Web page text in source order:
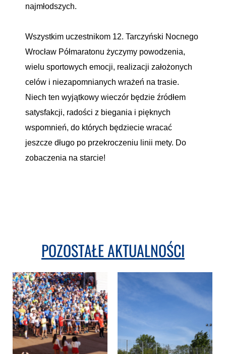
najmłodszych.
Wszystkim uczestnikom 12. Tarczyński Nocnego
Wrocław Półmaratonu życzymy powodzenia,
wielu sportowych emocji, realizacji założonych
celów i niezapomnianych wrażeń na trasie.
Niech ten wyjątkowy wieczór będzie źródłem
satysfakcji, radości z biegania i pięknych
wspomnień, do których będziecie wracać
jeszcze długo po przekroczeniu linii mety. Do
zobaczenia na starcie!
POZOSTAŁE AKTUALNOŚCI